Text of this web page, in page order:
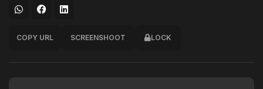
COPY URL SCREENSHOOT LOCK